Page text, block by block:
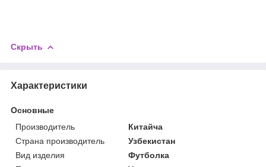
Скрыть
Характеристики
Основные
Производитель
Китайча
Страна производитель
Узбекистан
Вид изделия
Футболка